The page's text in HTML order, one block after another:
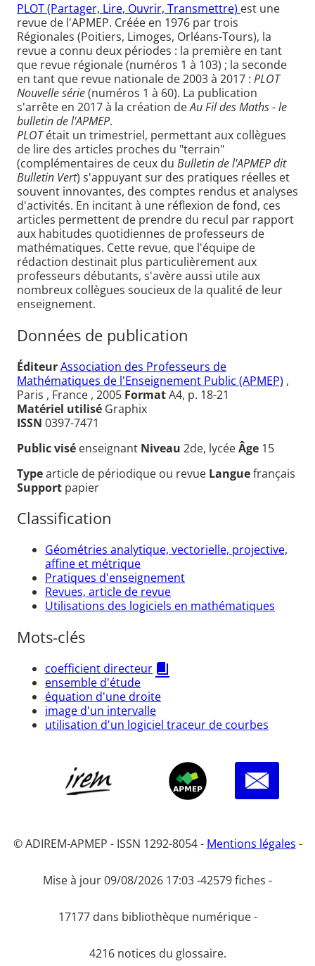
PLOT (Partager, Lire, Ouvrir, Transmettre) est une
revue de l'APMEP. Créée en 1976 par trois
Régionales (Poitiers, Limoges, Orléans-Tours), la
revue a connu deux périodes : la première en tant
que revue régionale (numéros 1 à 103) ; la seconde
en tant que revue nationale de 2003 à 2017 : PLOT
Nouvelle série(numéros 1 à 60). La publication
s'arrête en 2017 à la création deAu Fil des Maths - le
bulletin de l'APMEP.
PLOTétait un trimestriel, permettant aux collègues
de lire des articles proches du "terrain"
(complémentaires de ceux du Bulletin de l'APMEP dit
Bulletin Vert) s'appuyant sur des pratiques réelles et
souvent innovantes, des comptes rendus et analyses
d'activités. En incitant à une réflexion de fond, ces
articles permettent de prendre du recul par rapport
aux habitudes quotidiennes de professeurs de
mathématiques. Cette revue, que l'équipe de
rédaction destinait plus particulièrement aux
professeurs débutants, s'avère aussi utile aux
nombreux collègues soucieux de la qualité de leur
enseignement.
Données de publication
ÉditeurAssociation des Professeurs de
Mathématiques de l'Enseignement Public (APMEP) ,
Paris , France , 2005 FormatA4, p. 18-21
Matériel utilisé Graphix
ISSN 0397-7471
Public visé enseignant Niveau 2de, lycéeÂge 15
Typearticle de périodique ou revue Languefrançais
Support papier
Classification
Géométries analytique, vectorielle, projective,
affine et métrique
Pratiques d'enseignement
Revues, article de revue
Utilisations des logiciels en mathématiques
Mots-clés
coefficient directeur
ensemble d'étude
équation d'une droite
image d'un intervalle
utilisation d'un logiciel traceur de courbes
© ADIREM-APMEP - ISSN 1292-8054 - Mentions légales -
Mise à jour 09/08/2026 17:03 -42579 fiches -
17177 dans bibliothèque numérique -
4216 notices du glossaire.